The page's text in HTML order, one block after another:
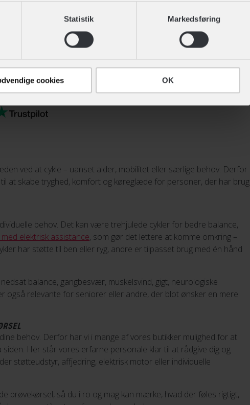
det ved at klikke på linket "Brug af cookies" nederst på siden.
Statistik Markedsføring
cookies OK
af 1
ved at cykle – uanset alder, mobilitet eller særlige behov. Derfor
at skabe tryghed, komfort og køreglæde for personer, der har brug
behov. Det kan være trehjulede cykler for bedre balance,
med elektrisk assistance, som gør det lettere at komme omkring –
har støtte til ben eller ryg, andre er tilpasset brug med én hånd
balance, gangbesvær, muskelsvind, gigt, neurologiske
relevante for seniorer eller andre, der blot ønsker en mere
behov. Derfor har vi i mange af vores butikker mulighed for at
Her står vores erfarne personale klar til at rådgive dig og
støtteudstyr, affjedring, elektrisk motor eller individuelle
prøvekørsel, så du i ro og mag kan mærke, hvad der føles rigtigt,